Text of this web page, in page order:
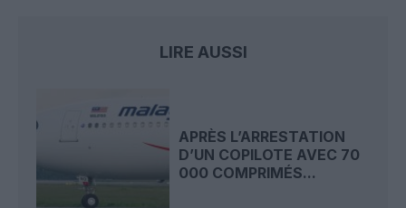
LIRE AUSSI
APRÈS L’ARRESTATION
D’UN COPILOTE AVEC 70
000 COMPRIMÉS...